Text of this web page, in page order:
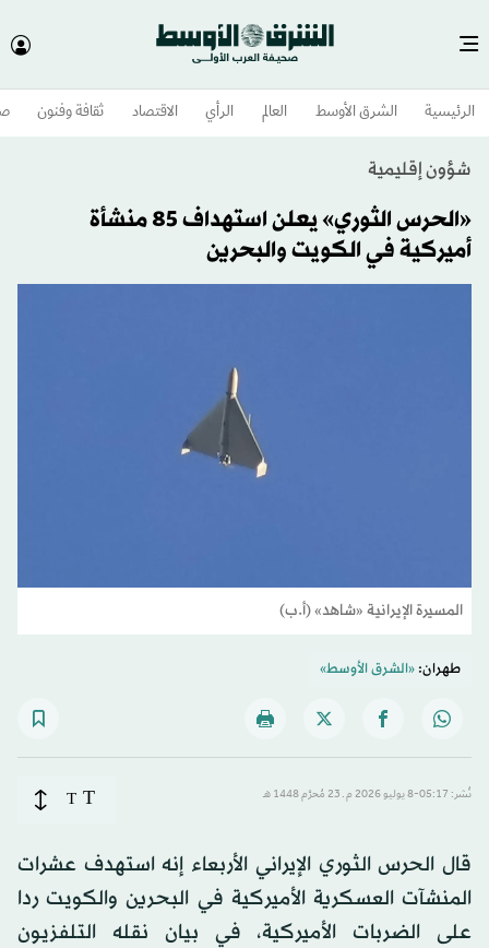
الرئيسية الشرق الأوسط​ العالم الرأي الاقتصاد ثقافة وفنون
شؤون إقليمية
«الحرس الثوري» يعلن استهداف 85 منشأة
أميركية في الكويت والبحرين
المسيرة الإيرانية «شاهد» (أ.ب)
طهران:«الشرق الأوسط»
نُشر: 05:17-8 يوليو 2026 م ـ 23 مُحرَّم 1448 هـ T
T
قال الحرس الثوري الإيراني الأربعاء إنه استهدف عشرات
المنشآت العسكرية الأميركية في البحرين والكويت ردا
على الضربات الأميركية، في بيان نقله التلفزيون